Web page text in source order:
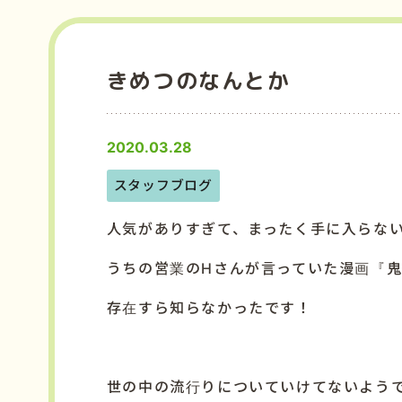
きめつのなんとか
2020.03.28
スタッフブログ
人気がありすぎて、まったく手に入らな
うちの営業のHさんが言っていた漫画『鬼
存在すら知らなかったです！
世の中の流行りについていけてないよう